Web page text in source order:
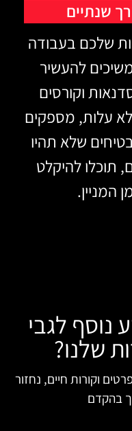
שנתיים
שלכם בעבודה
להעשיר
וקורסים
עלות, מספקים
שלא תהיו
תוכלו להיקלט
המניין.
וקורות חיים, נחזור
בהקדם